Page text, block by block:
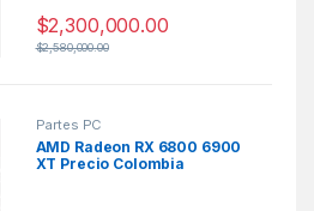
$2,300,000.00
$2,580,000.00
Partes PC
AMD Radeon RX 6800 6900
XT Precio Colombia